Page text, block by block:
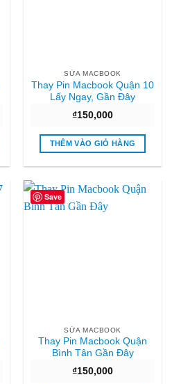
SỬA MACBOOK
Thay Pin Macbook Quận 10
Lấy Ngay, Gần Đây
₫150,000
THÊM VÀO GIỎ HÀNG
Save
SỬA MACBOOK
Thay Pin Macbook Quận
Bình Tân Gần Đây
₫150,000